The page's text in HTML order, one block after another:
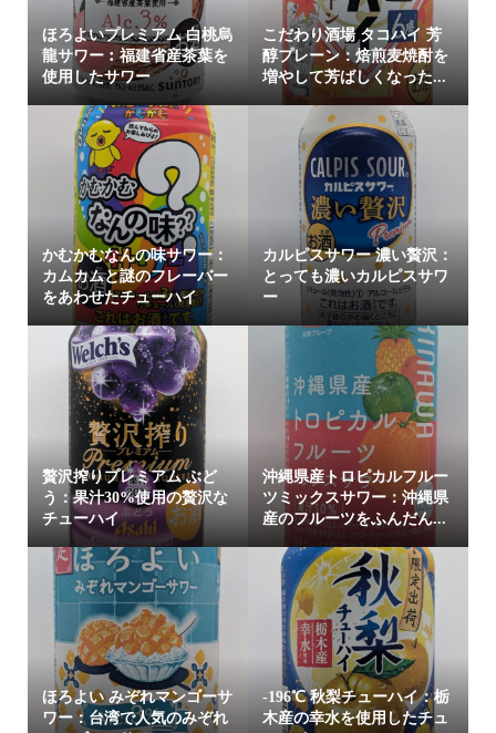
ほろよいプレミアム 白桃烏
龍サワー︰福建省産茶葉を
使用したサワー
こだわり酒場 タコハイ 芳
醇プレーン：焙煎麦焼酎を
増やして芳ばしくなった...
かむかむなんの味サワー：
カムカムと謎のフレーバー
をあわせたチューハイ
カルピスサワー 濃い贅沢：
とっても濃いカルピスサワ
ー
贅沢搾りプレミアム ぶど
う：果汁30%使用の贅沢な
チューハイ
沖縄県産トロピカルフルー
ツミックスサワー：沖縄県
産のフルーツをふんだん...
ほろよい みぞれマンゴーサ
ワー：台湾で人気のみぞれ
-196℃ 秋梨チューハイ：栃
木産の幸水を使用したチュ